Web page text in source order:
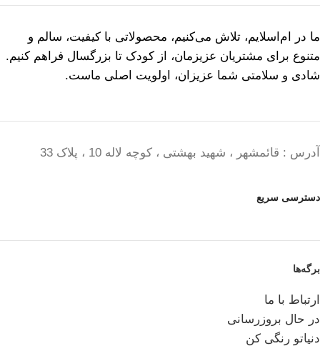
ما در ام‌اسلایم، تلاش می‌کنیم، محصولاتی با کیفیت، سالم و
متنوع برای مشتریان عزیزمان، از کودک تا بزرگسال فراهم کنیم.
شادی و سلامتی شما عزیزان، اولویت اصلی ماست.
آدرس : قائمشهر ، شهید بهشتی ، کوچه لاله 10 ، پلاک 33
دسترسی سریع
برگه‌ها
ارتباط با ما
در حال بروزرسانی
دنیاتو رنگی کن